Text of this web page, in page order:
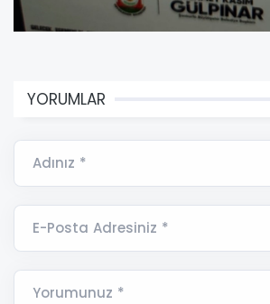
YORUMLAR
Adınız *
E-Posta Adresiniz *
Yorumunuz *